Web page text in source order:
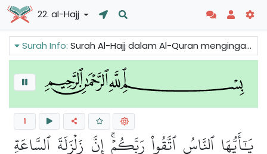
22. al-Hajj
Surah Info:Surah Al-Hajj dalam Al-Quran mengingatkan tentang kiamat yang semakin hampir. Ia bercakap tentang solat, khusyuk dan pengorbanan, penghormatan terhadap al-Kaʿbah al-Musharrafah, bangunan di tengah-tengah masjid terpenting dalam Islam: Masjid Besar Mekah.
1
يَٰٓأَيُّهَا ٱلنَّاسُ ٱتَّقُواْ رَبَّكُمۡۚ إِنَّ زَلۡزَلَةَ ٱلسَّاعَةِ